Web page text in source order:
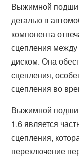
Выжимной
деталью в
компонента
сцепления
диском. Она
сцепления,
сцепления во
Выжимной
1.6 является
сцепления,
переключение